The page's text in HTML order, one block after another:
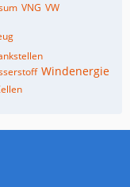
VNG VW
Windenergie